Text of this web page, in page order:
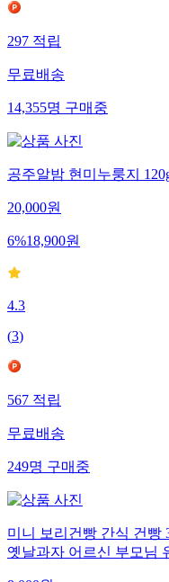
297적립
무료배송
14,355명구매중
공주알밤 현미누룽지
20,000원
6%18,900원
4.3
(3)
567적립
무료배송
249명구매중
미니 보리건빵 간식 건빵
옛날과자 어르신 부모님